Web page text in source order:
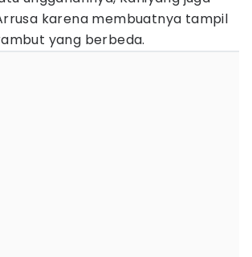
karena membuatnya tampil
yang berbeda.